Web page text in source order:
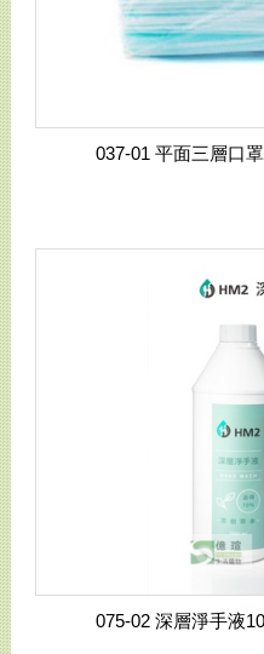
037-01 平面三層口
075-02 深層淨手液